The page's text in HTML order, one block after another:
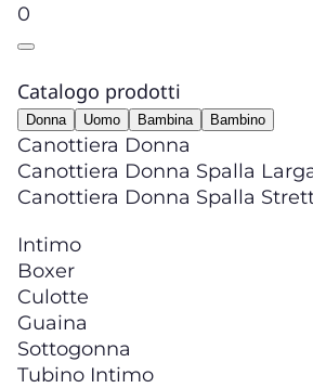
0
Catalogo prodotti
Donna Uomo Bambina Bambino
Canottiera Donna
Canottiera Donna Spalla
Canottiera Donna Spalla
Intimo
Boxer
Culotte
Guaina
Sottogonna
Tubino Intimo